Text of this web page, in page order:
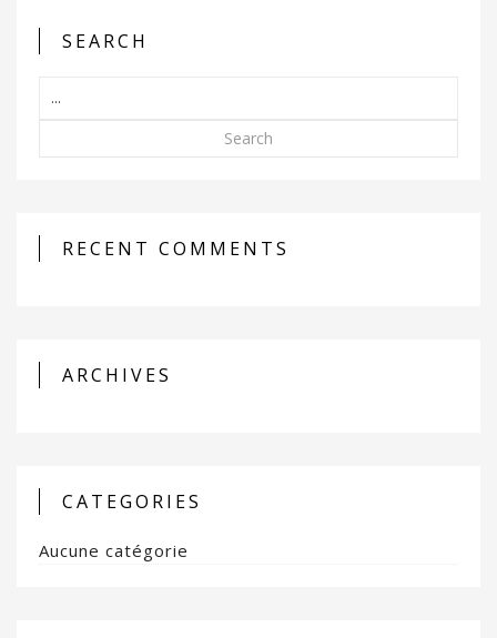
SEARCH
Search
RECENT COMMENTS
ARCHIVES
CATEGORIES
Aucune catégorie